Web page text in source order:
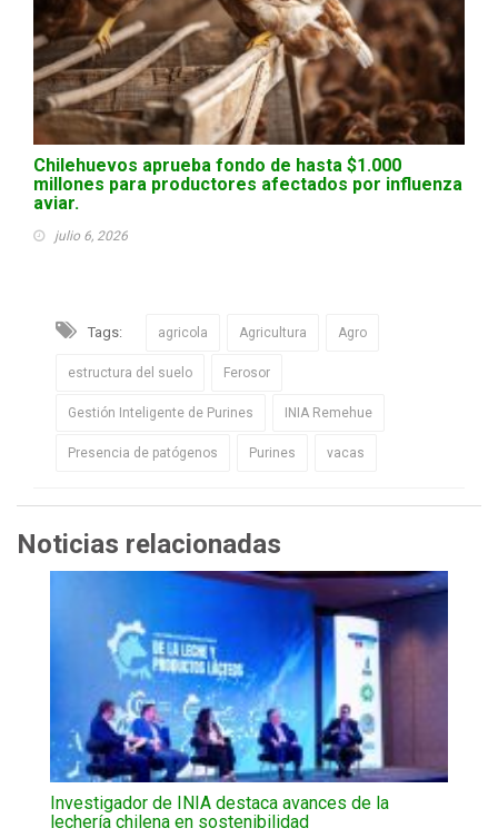
Chilehuevos aprueba fondo de hasta $1.000
millones para productores afectados por influenza
aviar.
julio 6, 2026
Tags: agricola Agricultura Agro
estructura del suelo Ferosor
Gestión Inteligente de Purines INIA Remehue
Presencia de patógenos Purines vacas
Noticias relacionadas
Investigador de INIA destaca avances de la
lechería chilena en sostenibilidad